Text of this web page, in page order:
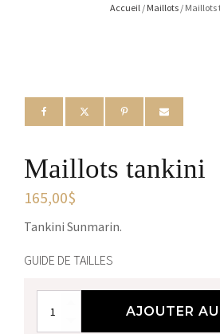
Accueil / Maillots/ Maillots
Maillots tankini
165,00$
Tankini Sunmarin.
GUIDE DE TAILLES
AJOUTER